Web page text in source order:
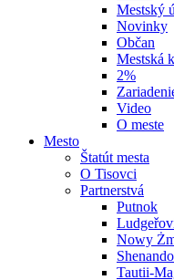
Mestský
Novinky
Občan
Mestská
2%
Video
O meste
Mesto
Štatút mesta
O Tisovci
Partnerstvá
Putnok
Nowy
Tautii-